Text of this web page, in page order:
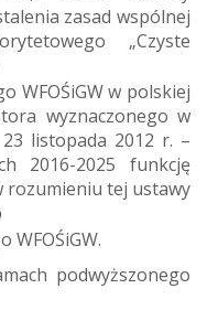
zasad wspólnej
„Czyste
WFOŚiGW w polskiej
wyznaczonego w
listopada 2012 r. –
2016-2025 funkcję
rozumieniu tej ustawy
WFOŚiGW.
podwyższonego